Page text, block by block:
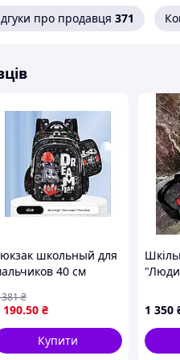
про продавця 371
школьный для
40 см
учебы и прогулок
190.50 ₴
₴
Купити
1 350